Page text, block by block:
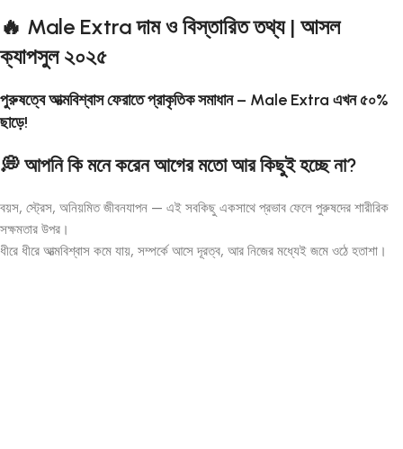
🔥 Male Extra দাম ও বিস্তারিত তথ্য | আসল
ক্যাপসুল ২০২৫
পুরুষত্বে আত্মবিশ্বাস ফেরাতে প্রাকৃতিক সমাধান – Male Extra এখন ৫০%
ছাড়ে!
💭 আপনি কি মনে করেন আগের মতো আর কিছুই হচ্ছে না?
বয়স, স্ট্রেস, অনিয়মিত জীবনযাপন — এই সবকিছু একসাথে প্রভাব ফেলে পুরুষদের শারীরিক
সক্ষমতার উপর।
ধীরে ধীরে আত্মবিশ্বাস কমে যায়, সম্পর্কে আসে দূরত্ব, আর নিজের মধ্যেই জমে ওঠে হতাশা।